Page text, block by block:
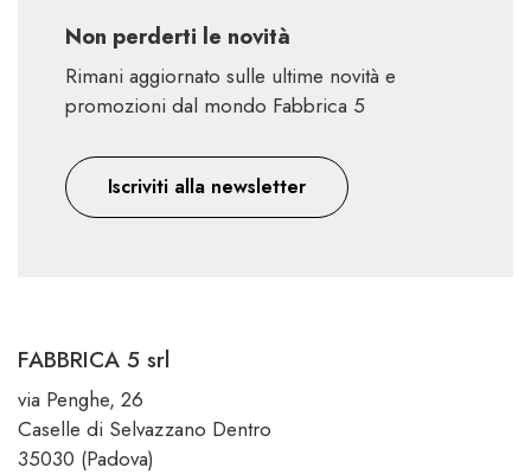
Non perderti le novità
Rimani aggiornato sulle ultime novità e
promozioni dal mondo Fabbrica 5
Iscriviti alla newsletter
FABBRICA 5 srl
via Penghe, 26
Caselle di Selvazzano Dentro
35030 (Padova)